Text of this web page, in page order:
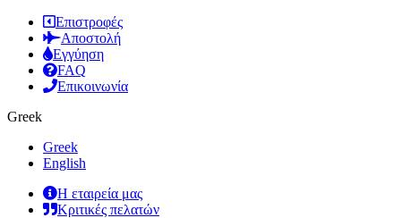
Επιστροφές
Αποστολή
Εγγύηση
FAQ
Επικοινωνία
Greek
Greek
English
Η εταιρεία μας
Κριτικές πελατών